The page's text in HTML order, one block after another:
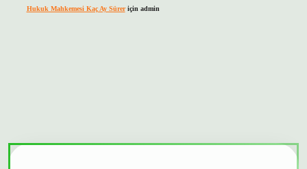
Hukuk Mahkemesi Kaç Ay Süreriçin admin